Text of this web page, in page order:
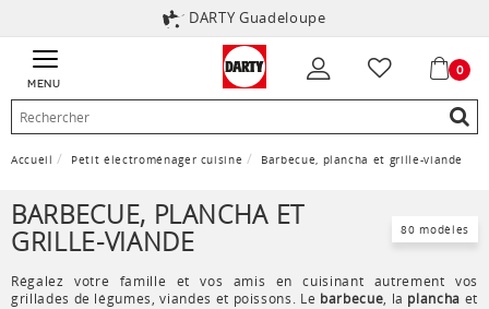
DARTY Guadeloupe
MENU
0
Accueil Petit électroménager cuisine Barbecue, plancha et grille-viande
BARBECUE, PLANCHA ET
GRILLE-VIANDE 80 modèles
Régalez votre famille et vos amis en cuisinant autrement vos
grillades de légumes, viandes et poissons. Le barbecue, la plancha et